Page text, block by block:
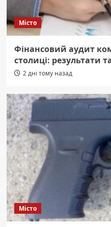
Місто
Фінансовий аудит
столиці: результати
2 дні тому назад
Місто